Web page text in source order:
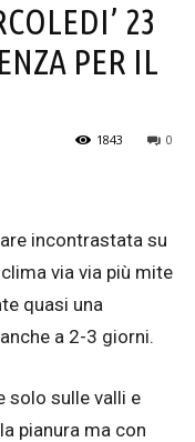
23
PER IL
0
1843
incontrastata su
via via più mite
quasi una
a 2-3 giorni.
solo sulle valli e
pianura ma con